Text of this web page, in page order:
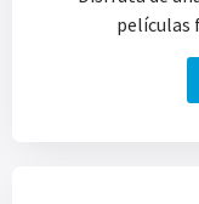
películas